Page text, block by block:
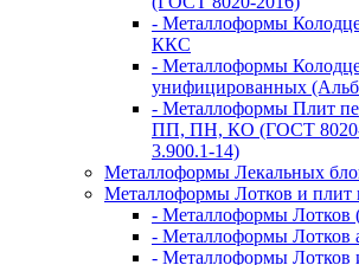
- Металлоформы
ККС
- Металлоформы
унифицированных
- Металлоформы Плит
ПП, ПН, КО (ГОСТ 8020-
3.900.1-14)
Металлоформы Лекальных
Металлоформы Лотков и плит
- Металлоформы
- Металлоформы Лотков
- Металлоформы Лотков